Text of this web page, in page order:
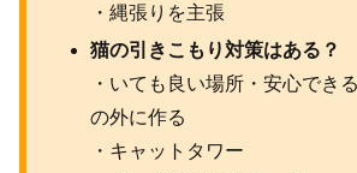
・縄張りを主張
猫の引きこもり対策はある？
・いても良い場所・安心でき
の外に作る
・キャットタワー